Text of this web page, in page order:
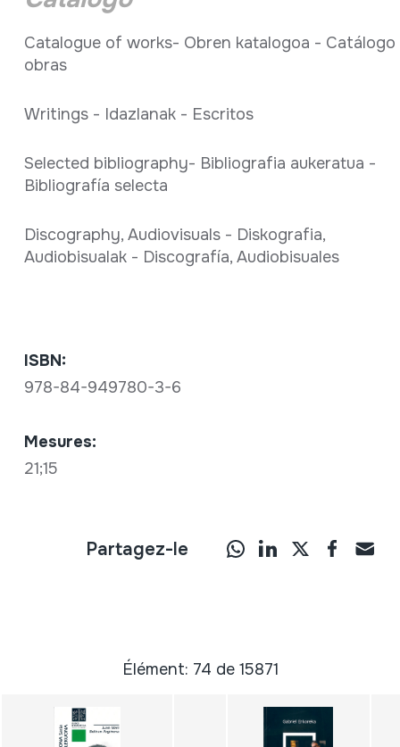
Catalogue of works- Obren katalogoa - Catálogo
obras
Writings - Idazlanak - Escritos
Selected bibliography- Bibliografia aukeratua -
Bibliografía selecta
Discography, Audiovisuals - Diskografia,
Audiobisualak - Discografía, Audiobisuales
ISBN:
978-84-949780-3-6
Mesures:
21;15
Partagez-le
Élément: 74 de 15871